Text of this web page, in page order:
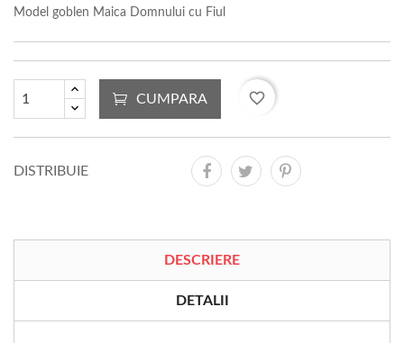
Model goblen Maica Domnului cu Fiul
CUMPARA favorite_border
DISTRIBUIE
DESCRIERE
DETALII